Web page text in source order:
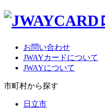
お問い合わせ
JWAYカードについて
JWAYについて
市町村から探す
日立市